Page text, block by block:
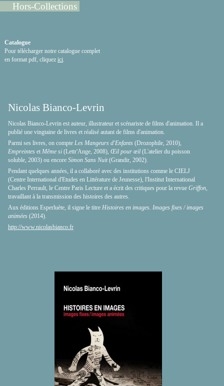
Hors-Collections
Catalogue
Pour télécharger notre catalogue complet
en format pdf, cliquez ici
Nicolas Bianco-Levrin
Nicolas Bianco-Levrin est auteur, illustrateur et scénariste de films d'animation. Il a
publié une vingtaine de livres et réalisé autant de films d'animation.
Parmi ses livres, on compte Les Mangeurs d'Enfants (Drozophile, 2010),
Empreintes et Même si (Lettr'Ange, 2008), Œil pour œil (L'atelier du poisson
soluble, 2003) ou encore Simon Sans Nuit(Grandir, 2002).
Pendant quelques années, il a collaboré avec des institutions comme le CIELJ
(Centre International d'Etudes en Littérature de Jeunesse), l'Institut International
Charles Perrault, le Centre Paris Lecture et a écrit des critiques pour la revue Griffon
travaillant à la transmission des histoires des autres.
Aux éditions Esperluète, il signe le titre Histoires en images. Images fixes / images
animées (2014).
http://www.nicolasbianco.fr